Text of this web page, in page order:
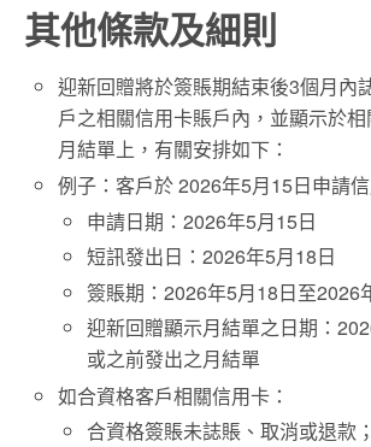
其他條款及細則
迎新回贈將於簽賬期結束後3個月內
戶之相關信用卡賬戶內，並顯示於
月結單上，有關安排如下：
例子：客戶於 2026年5月15日申請
申請日期：2026年5月15日
短訊發出日：2026年5月18日
簽賬期：2026年5月18日至2026
迎新回贈顯示月結單之日期：
或之前發出之月結單
如合資格客戶相關信用卡：
合資格簽賬未誌賬、取消或退款